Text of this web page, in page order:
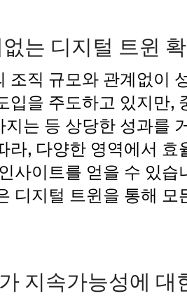
는 디지털 트윈
조직 규모와 관계없이
입을 주도하고 있지만,
는 등 상당한 성과를
라, 다양한 영역에서 효
사이트를 얻을 수 있
디지털 트윈을 통해
지속가능성에 대